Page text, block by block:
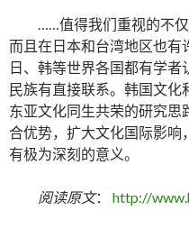
……值得我们重视的不仅
而且在日本和台湾地区也有
日、韩等世界各国都有学
民族有直接联系。韩国文化
东亚文化同生共荣的研究
合优势，扩大文化国际影响
有极为深刻的意义。
阅读原文： http://